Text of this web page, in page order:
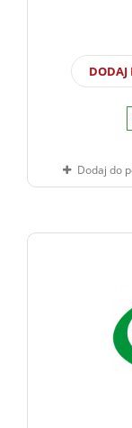
DODAJ
Dodaj do